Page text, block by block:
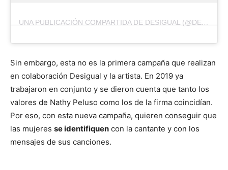
UNA PUBLICACIÓN COMPARTIDA DE DESIGUAL (@DESIGUAL)
Sin embargo, esta no es la primera campaña que realizan
en colaboración Desigual y la artista. En 2019 ya
trabajaron en conjunto y se dieron cuenta que tanto los
valores de Nathy Peluso como los de la firma coincidían.
Por eso, con esta nueva campaña, quieren conseguir que
las mujeres se identifiquen con la cantante y con los
mensajes de sus canciones.